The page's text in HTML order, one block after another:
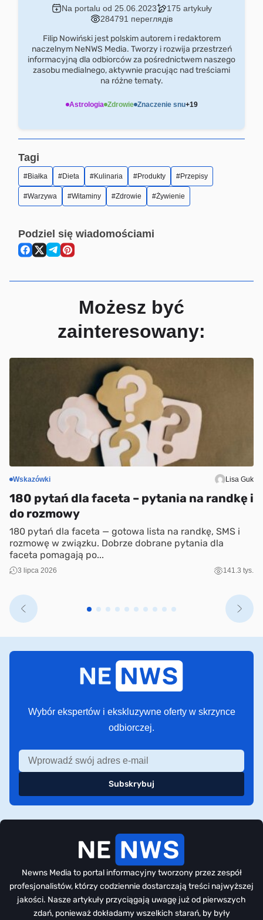
Na portalu od 25.06.2023
175 artykuły
284791 переглядів
Filip Nowiński jest polskim autorem i redaktorem
naczelnym NeNWS Media. Tworzy i rozwija przestrzeń
informacyjną dla odbiorców za pośrednictwem naszego
zasobu medialnego, aktywnie pracując nad treściami
na różne tematy.
Astrologia Zdrowie Znaczenie snu+19
Tagi
Białka Dieta Kulinaria Produkty Przepisy
Warzywa Witaminy Zdrowie Żywienie
Podziel się wiadomościami
Możesz być
zainteresowany:
Wskazówki Lisa Guk
180 pytań dla faceta – pytania na randkę i
do rozmowy
180 pytań dla faceta — gotowa lista na randkę, SMS i
rozmowę w związku. Dobrze dobrane pytania dla
faceta pomagają po...
3 lipca 2026 141.3 tys.
Wybór ekspertów i ekskluzywne oferty w skrzynce
odbiorczej.
Subskrybuj
Newns Media to portal informacyjny tworzony przez zespół
profesjonalistów, którzy codziennie dostarczają treści najwyższej
jakości. Nasze artykuły przyciągają uwagę już od pierwszych
zdań, ponieważ dokładamy wszelkich starań, by były